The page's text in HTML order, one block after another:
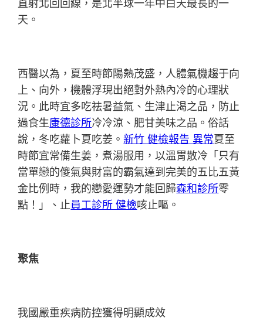
直射北回回線，是北半球一年中白天最長的一
天。
西醫以為，夏至時節陽熱茂盛，人體氣機趨于向
上、向外，機體浮現出絕對外熱內冷的心理狀
況。此時宜多吃祛暑益氣、生津止渴之品，防止
過食生康德診所冷冷涼、肥甘美味之品。俗話
說，冬吃蘿卜夏吃姜。新竹 健檢報告 異常夏至
時節宜常備生姜，煮湯服用，以溫胃散冷「只有
當單戀的傻氣與財富的霸氣達到完美的五比五黃
金比例時，我的戀愛運勢才能回歸森和診所零
點！」、止員工診所 健檢咳止嘔。
聚焦
我國嚴重疾病防控獲得明顯成效